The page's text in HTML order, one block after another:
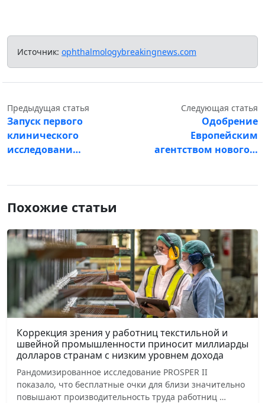
Источник: ophthalmologybreakingnews.com
Предыдущая статья
Запуск первого
клинического
исследовани…
Следующая статья
Одобрение
Европейским
агентством нового…
Похожие статьи
Коррекция зрения у работниц текстильной и
швейной промышленности приносит миллиарды
долларов странам с низким уровнем дохода
Рандомизированное исследование PROSPER II
показало, что бесплатные очки для близи значительно
повышают производительность труда работниц …